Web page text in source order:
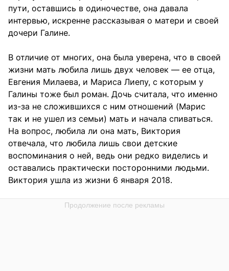
пути, оставшись в одиночестве, она давала
интервью, искренне рассказывая о матери и своей
дочери Галине.
В отличие от многих, она была уверена, что в своей
жизни мать любила лишь двух человек — ее отца,
Евгения Милаева, и Мариса Лиепу, с которым у
Галины тоже был роман. Дочь считала, что именно
из-за не сложившихся с ним отношений (Марис
так и не ушел из семьи) мать и начала спиваться.
На вопрос, любила ли она мать, Виктория
отвечала, что любила лишь свои детские
воспоминания о ней, ведь они редко виделись и
оставались практически посторонними людьми.
Виктория ушла из жизни 6 января 2018.